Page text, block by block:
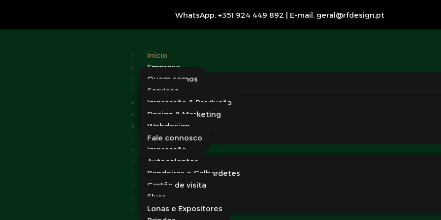
WhatsApp: +351 924 449 892 | E-mail: geral@rfdesign.pt
Início
Empresa
Quem somos
Serviços
Impressão & Produção
Design & Marketing
Webdesign
Fale connosco
Impressão
Autocolantes
Bandeiras e Galhardetes
Cartão de visita
Flyer
Lonas e Expositores